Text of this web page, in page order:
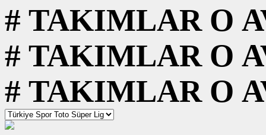
# TAKIMLAR O
# TAKIMLAR O
# TAKIMLAR O